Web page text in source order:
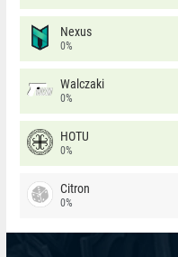
Nexus
0%
Walczaki
0%
HOTU
0%
Citron
0%